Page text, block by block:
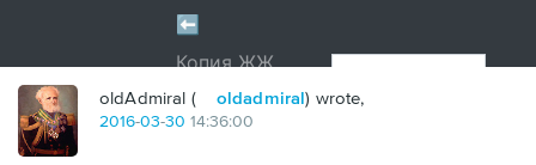
oldAdmiral ( oldadmiral) wrote,
2016-03-30 14:36:00